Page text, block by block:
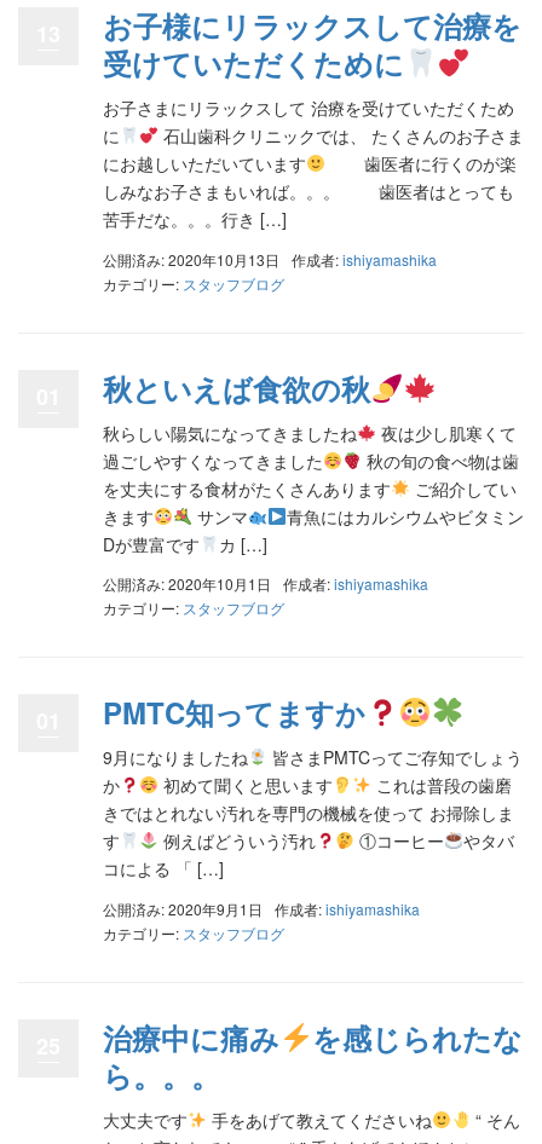
お子様にリラックスして治療を
受けていただくために
お子さまにリラックスして 治療を受けていただくため
に
石山歯科クリニックでは、 たくさんのお子さま
にお越しいただいています
歯医者に行くのが楽
しみなお子さまもいれば。。。 歯医者はとっても
苦手だな。。。行き […]
公開済み: 2020年10月13日 作成者:ishiyamashika
カテゴリー: スタッフブログ
秋といえば食欲の秋
秋らしい陽気になってきましたね
夜は少し肌寒くて
過ごしやすくなってきました
秋の旬の食べ物は歯
を丈夫にする食材がたくさんあります
ご紹介してい
きます
サンマ
青魚にはカルシウムやビタミン
Dが豊富です
カ […]
公開済み: 2020年10月1日 作成者:ishiyamashika
カテゴリー: スタッフブログ
PMTC知ってますか
9月になりましたね
皆さまPMTCってご存知でしょう
か
初めて聞くと思います
これは普段の歯磨
きではとれない汚れを専門の機械を使って お掃除しま
す
例えばどういう汚れ ①コーヒー
やタバ
コによる 「 […]
公開済み: 2020年9月1日 作成者:ishiyamashika
カテゴリー: スタッフブログ
治療中に痛み
を感じられたな
ら。。。
大丈夫です 手をあげて教えてくださいね
“ そん